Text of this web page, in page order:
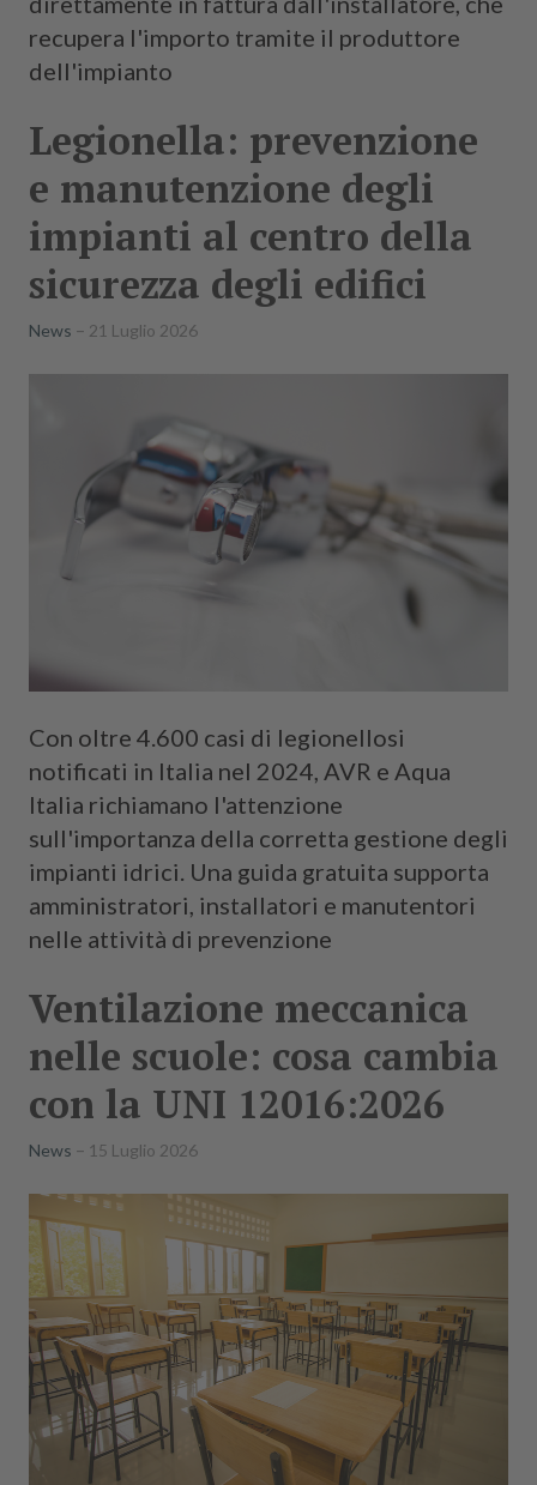
recupera l'importo tramite il produttore
dell'impianto
Legionella: prevenzione
e manutenzione degli
impianti al centro della
sicurezza degli edifici
News 21 Luglio 2026
Con oltre 4.600 casi di legionellosi
notificati in Italia nel 2024, AVR e Aqua
Italia richiamano l'attenzione
sull'importanza della corretta gestione degli
impianti idrici. Una guida gratuita supporta
amministratori, installatori e manutentori
nelle attività di prevenzione
Ventilazione meccanica
nelle scuole: cosa cambia
con la UNI 12016:2026
News 15 Luglio 2026